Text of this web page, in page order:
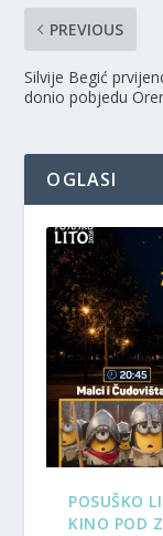
PREVIOUS
Silvije Begić
donio pobjedu
OGLASI
POSUŠKO
KINO POD